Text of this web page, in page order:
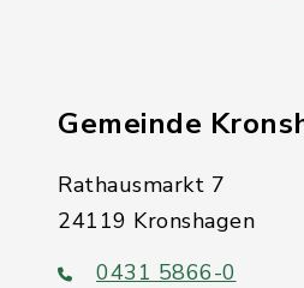
Gemeinde
Rathausmarkt 7
24119 Kronshagen
0431 5866-0